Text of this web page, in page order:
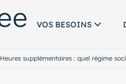
VOS BESOINS
Heures supplémentaires : quel régime